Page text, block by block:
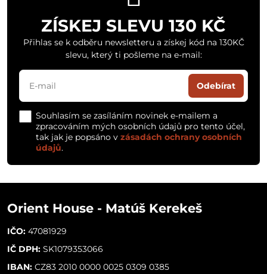
ZÍSKEJ SLEVU 130 KČ
Přihlas se k odběru newsletteru a získej kód na 130KČ
slevu, který ti pošleme na e-mail:
Odebírat
Souhlasím se zasíláním novinek e-mailem a
zpracováním mých osobních údajů pro tento účel,
tak jak je popsáno v zásadách ochrany osobních
údajů.
Orient House - Matúš Kerekeš
IČO: 47081929
IČ DPH: SK1079353066
IBAN: CZ83 2010 0000 0025 0309 0385